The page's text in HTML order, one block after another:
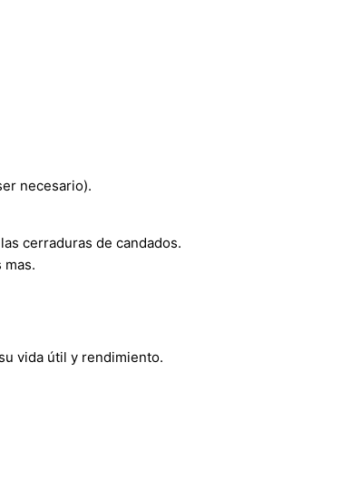
necesario).
cerraduras de candados.
mas.
vida útil y rendimiento.